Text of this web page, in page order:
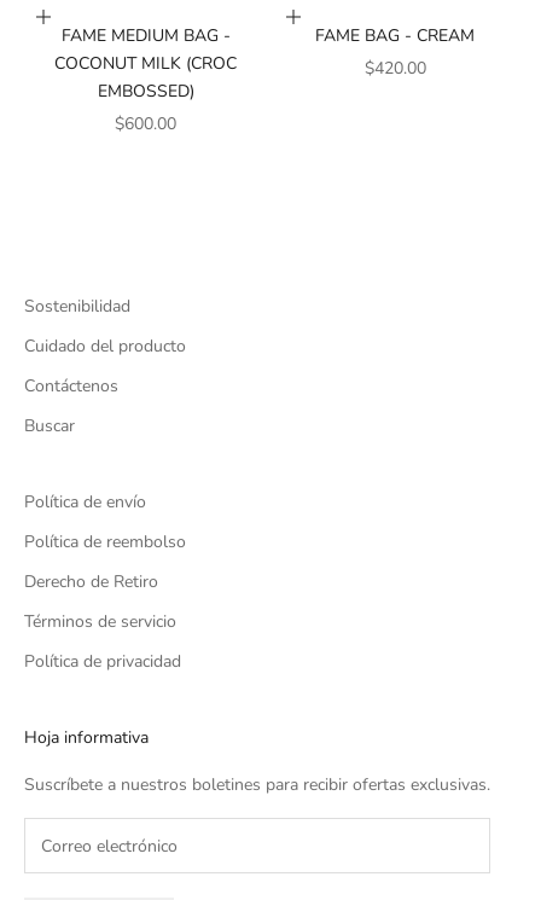
Añadir a la cesta
FAME MEDIUM BAG -
COCONUT MILK (CROC
EMBOSSED)
PRECIO DE VENTA
$600.00
Añadir a la cesta
FAME BAG - CREAM
PRECIO DE VENTA
$420.00
Sostenibilidad
Cuidado del producto
Contáctenos
Buscar
Política de envío
Política de reembolso
Derecho de Retiro
Términos de servicio
Política de privacidad
Hoja informativa
Suscríbete a nuestros boletines para recibir ofertas exclusivas.